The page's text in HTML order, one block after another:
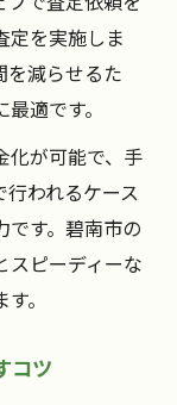
定を実施しま
を減らせるた
適です。
化が可能で、手
われるケース
です。碧南市の
スピーディーな
。
コツ